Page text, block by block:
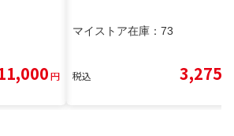
円
マイストア在庫： 73
税込 3,275